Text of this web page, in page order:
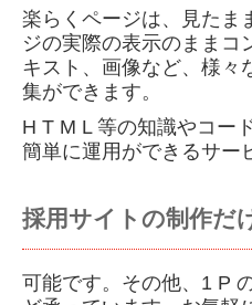
楽らくページは、見たま
ジの実際の表示のままコ
キスト、 画像など、様々
集ができます。
H T M L 等の知識やコー
簡単に運用ができるサー
採用サイトの制作だ
可能です。その他、1 P